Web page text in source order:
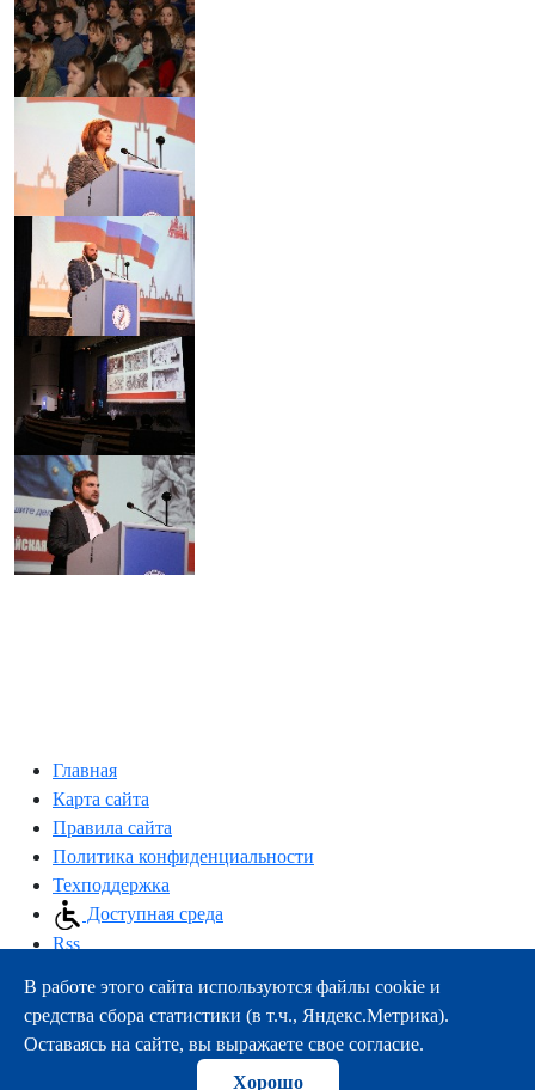
Главная
Карта сайта
Правила сайта
Политика конфиденциальности
Техподдержка
Доступная среда
Rss
163000, г.Архангельск, пр-т Троицкий, 51
тел.:+7 (8182) 21-11-63
e-mail:info@nsmu.ru
В работе этого сайта используются файлы cookie и
средства сбора статистики (в т.ч., Яндекс.Метрика).
Оставаясь на сайте, вы выражаете свое согласие.
Хорошо